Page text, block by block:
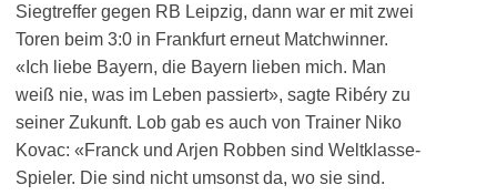
Siegtreffer gegen RB Leipzig, dann war er mit zwei
Toren beim 3:0 in Frankfurt erneut Matchwinner.
«Ich liebe Bayern, die Bayern lieben mich. Man
weiß nie, was im Leben passiert», sagte Ribéry zu
seiner Zukunft. Lob gab es auch von Trainer Niko
Kovac: «Franck und Arjen Robben sind Weltklasse-
Spieler. Die sind nicht umsonst da, wo sie sind.